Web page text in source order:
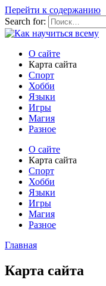
Перейти к содержанию
Search for:
О сайте
Карта сайта
Спорт
Хобби
Языки
Игры
Магия
Разное
О сайте
Карта сайта
Спорт
Хобби
Языки
Игры
Магия
Разное
Главная
Карта сайта